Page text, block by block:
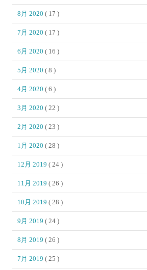
8月 2020( 17 )
7月 2020( 17 )
6月 2020( 16 )
5月 2020( 8 )
4月 2020( 6 )
3月 2020( 22 )
2月 2020( 23 )
1月 2020( 28 )
12月 2019( 24 )
11月 2019( 26 )
10月 2019( 28 )
9月 2019( 24 )
8月 2019( 26 )
7月 2019( 25 )